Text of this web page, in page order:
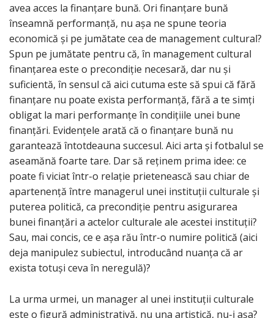
avea acces la finanțare bună. Ori finanțare bună
înseamnă performanță, nu așa ne spune teoria
economică și pe jumătate cea de management cultural?
Spun pe jumătate pentru că, în management cultural
finanțarea este o precondiție necesară, dar nu și
suficientă, în sensul că aici cutuma este să spui că fără
finanțare nu poate exista performanță, fără a te simți
obligat la mari performanțe în condițiile unei bune
finanțări. Evidențele arată că o finanțare bună nu
garantează întotdeauna succesul. Aici arta și fotbalul se
aseamănă foarte tare. Dar să reținem prima idee: ce
poate fi viciat într-o relație prietenească sau chiar de
apartenență între managerul unei instituții culturale și
puterea politică, ca precondiție pentru asigurarea
bunei finanțări a actelor culturale ale acestei instituții?
Sau, mai concis, ce e așa rău într-o numire politică (aici
deja manipulez subiectul, introducând nuanța că ar
exista totuși ceva în neregulă)?
La urma urmei, un manager al unei instituții culturale
este o figură administrativă, nu una artistică, nu-i așa?